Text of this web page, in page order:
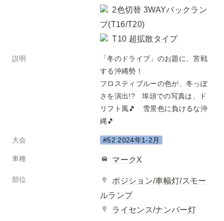
2色切替 3WAYバックラン
プ(T16/T20)
T10 超拡散タイプ
説明
「冬のドライブ」のお題に、苦戦
する沖縄勢！
フロスティブルーの色が、冬っぽ
さを演出!?　埠頭での写真は、ド
リフト風🎵　雪景色に負けるな沖
縄🎵
大会 #52 2024年1-2月
車種 マークX
部位
ポジション/車幅灯/スモー
ルランプ
ライセンス/ナンバー灯